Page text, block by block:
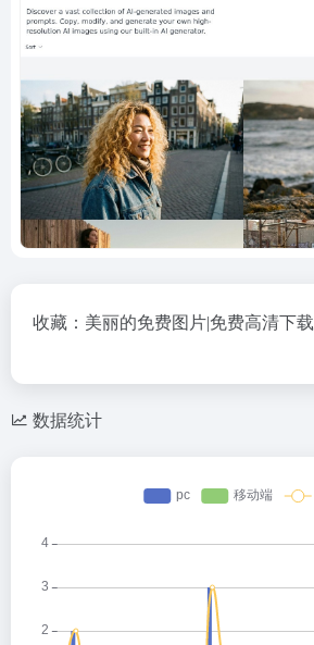
收藏：美丽的免费图片|免费高清下载
数据统计